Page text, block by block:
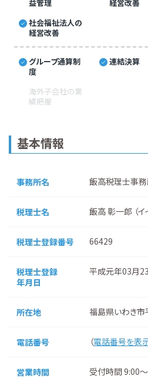
益管理 経営改善
社会福祉法人の
経営改善
グループ通算制
度
連結決算
海外子会社の業
績把握
基本情報
事務所名 飯高税理士事
税理士名 飯高 彰一郎 （イ
税理士登録番号 66429
税理士登録
年月日
平成元年03月
所在地 福島県いわき市
電話番号 （電話番号を表
営業時間 受付時間 9:00